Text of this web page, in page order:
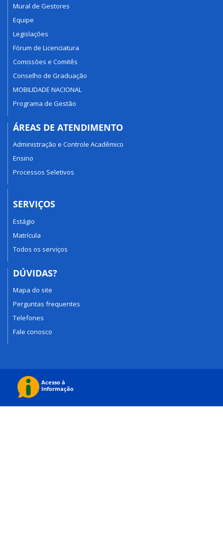
Mural de Gestores
Equipe
Legislações
Fórum de Licenciatura
Comissões e Comitês
Conselho de Graduação
MOBILIDADE NACIONAL
Programa de Gestão
ÁREAS DE ATENDIMENTO
Administração e Controle Acadêmico
Ensino
Processos Seletivos
SERVIÇOS
Estágio
Matrícula
Todos os serviços
DÚVIDAS?
Mapa do site
Perguntas frequentes
Telefones
Fale conosco